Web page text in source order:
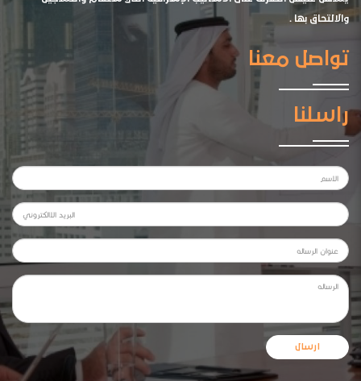
والالتحاق بها .
تواصل معنا
راسلنا
ارسال